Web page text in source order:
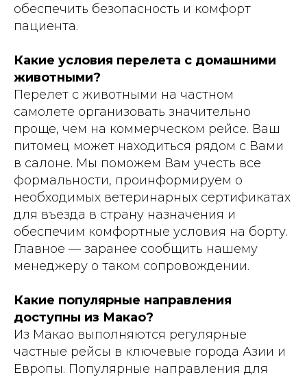
обеспечить безопасность и комфорт
пациента.
Какие условия перелета с домашними
животными?
Перелет с животными на частном
самолете организовать значительно
проще, чем на коммерческом рейсе. Ваш
питомец может находиться рядом с Вами
в салоне. Мы поможем Вам учесть все
формальности, проинформируем о
необходимых ветеринарных сертификатах
для въезда в страну назначения и
обеспечим комфортные условия на борту.
Главное — заранее сообщить нашему
менеджеру о таком сопровождении.
Какие популярные направления
доступны из Макао?
Из Макао выполняются регулярные
частные рейсы в ключевые города Азии и
Европы. Популярные направления для